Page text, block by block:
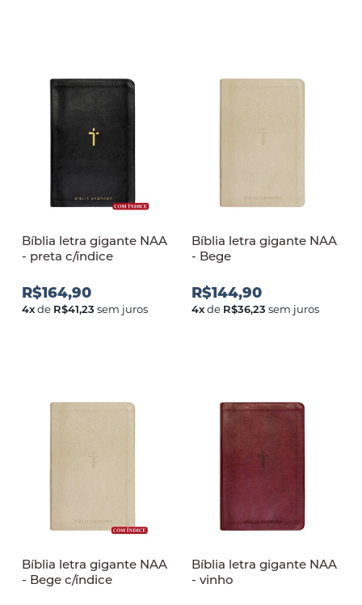
Bíblia letra gigante NAA
- preta c/índice
R$164,90
4xde R$41,23 sem juros
Bíblia letra gigante NAA
- Bege
R$144,90
4xde R$36,23 sem juros
Bíblia letra gigante NAA
- Bege c/índice
Bíblia letra gigante NAA
- vinho